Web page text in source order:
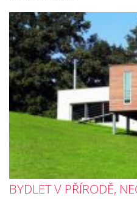
BYDLET V PŘÍRODĚ,